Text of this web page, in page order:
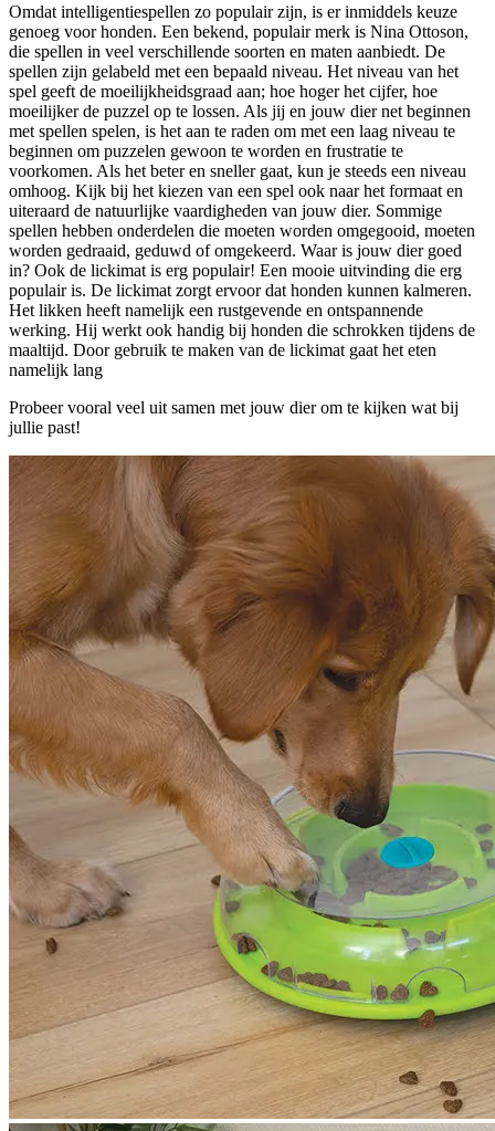
Omdat intelligentiespellen zo populair zijn, is er inmiddels keuze
genoeg voor honden. Een bekend, populair merk is Nina Ottoson,
die spellen in veel verschillende soorten en maten aanbiedt. De
spellen zijn gelabeld met een bepaald niveau. Het niveau van het
spel geeft de moeilijkheidsgraad aan; hoe hoger het cijfer, hoe
moeilijker de puzzel op te lossen. Als jij en jouw dier net beginnen
met spellen spelen, is het aan te raden om met een laag niveau te
beginnen om puzzelen gewoon te worden en frustratie te
voorkomen. Als het beter en sneller gaat, kun je steeds een niveau
omhoog. Kijk bij het kiezen van een spel ook naar het formaat en
uiteraard de natuurlijke vaardigheden van jouw dier. Sommige
spellen hebben onderdelen die moeten worden omgegooid, moeten
worden gedraaid, geduwd of omgekeerd. Waar is jouw dier goed
in? Ook de lickimat is erg populair! Een mooie uitvinding die erg
populair is. De lickimat zorgt ervoor dat honden kunnen kalmeren.
Het likken heeft namelijk een rustgevende en ontspannende
werking. Hij werkt ook handig bij honden die schrokken tijdens de
maaltijd. Door gebruik te maken van de lickimat gaat het eten
namelijk lang
Probeer vooral veel uit samen met jouw dier om te kijken wat bij
jullie past!